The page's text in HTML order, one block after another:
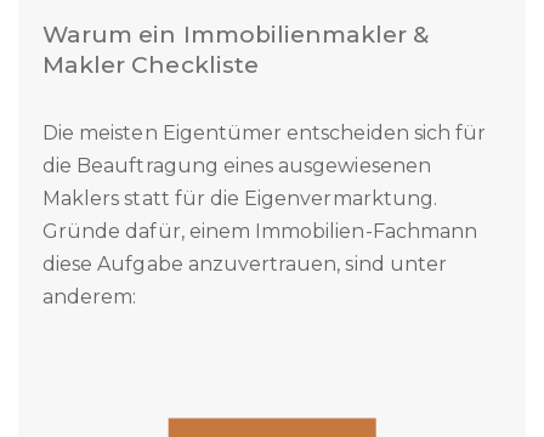
Makler Checkliste
Die meisten Eigentümer entscheiden sich für
die Beauftragung eines ausgewiesenen
Maklers statt für die Eigenvermarktung.
Gründe dafür, einem Immobilien-Fachmann